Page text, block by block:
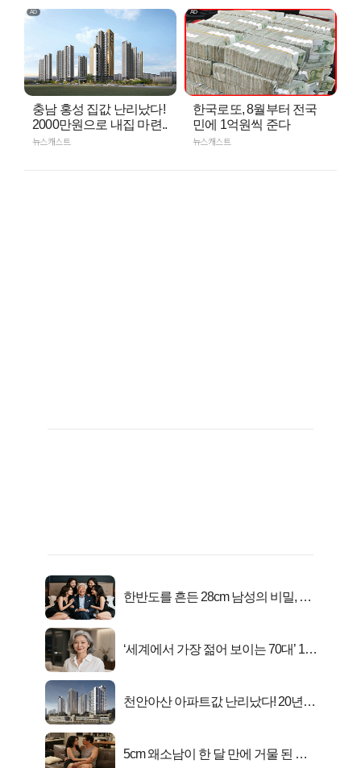
충남 홍성 집값 난리났다!
2000만원으로 내집 마련..
뉴스캐스트
한국로또, 8월부터 전국
민에 1억원씩 준다
뉴스캐스트
한반도를 흔든 28cm 남성의 비밀, 매
‘세계에서 가장 젊어 보이는 70대’ 1위
천안아산 아파트값 난리났다! 20년
5cm 왜소남이 한 달 만에 거물 된 사